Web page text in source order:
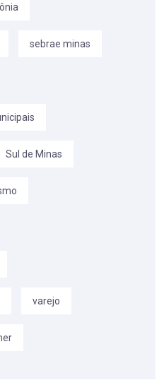
sebrae minas
Sul de Minas
varejo